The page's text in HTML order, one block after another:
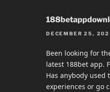
DECEMBER 25,
Been looking for
latest 188bet app.
Has anybody used
experiences or go